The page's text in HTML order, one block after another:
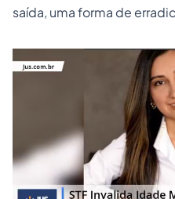
saída, uma forma de